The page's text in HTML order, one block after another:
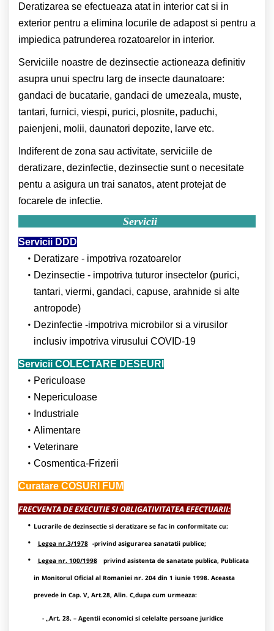
Deratizarea se efectueaza atat in interior cat si in
exterior pentru a elimina locurile de adapost si pentru a
impiedica patrunderea rozatoarelor in interior.
Serviciile noastre de dezinsectie actioneaza definitiv
asupra unui spectru larg de insecte daunatoare:
gandaci de bucatarie, gandaci de umezeala, muste,
tantari, furnici, viespi, purici, plosnite, paduchi,
paienjeni, molii, daunatori depozite, larve etc.
Indiferent de zona sau activitate, serviciile de
deratizare, dezinfectie, dezinsectie sunt o necesitate
pentu a asigura un trai sanatos, atent protejat de
focarele de infectie.
Servicii
Servicii DDD
Deratizare - impotriva rozatoarelor
Dezinsectie - impotriva tuturor insectelor (purici,
tantari, viermi, gandaci, capuse, arahnide si alte
antropode)
Dezinfectie -impotriva microbilor si a virusilor
inclusiv impotriva virusului COVID-19
Servicii COLECTARE DESEURI
Periculoase
Nepericuloase
Industriale
Alimentare
Veterinare
Cosmentica-Frizerii
Curatare COSURI FUM
FRECVENTA DE EXECUTIE SI OBLIGATIVITATEA EFECTUARII:
Lucrarile de dezinsectie si deratizare se fac in conformitate cu:
Legea nr.3/1978 -privind asigurarea sanatatii publice;
Legea nr. 100/1998
privind asistenta de sanatate publica, Publicata
in Monitorul Oficial al Romaniei nr. 204 din 1 iunie 1998. Aceasta
prevede in Cap. V, Art.28, Alin. C,dupa cum urmeaza:
- „Art. 28. – Agentii economici si celelalte persoane juridice